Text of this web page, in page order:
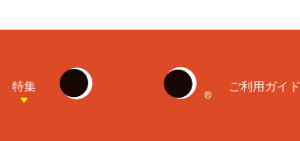
特集 ご利用ガイド